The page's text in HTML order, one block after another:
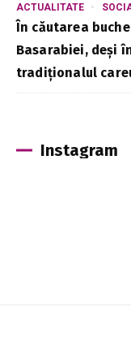
ACTUALITATE
În căutarea
Basarabiei, deși
tradiționalul
Instagram